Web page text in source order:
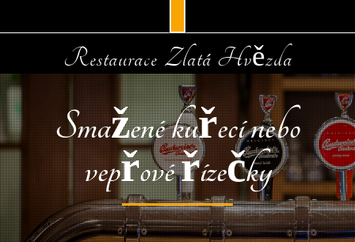
content
Restaurace Zlatá Hvězda
Smažené kuřecí nebo
vepřové řízečky